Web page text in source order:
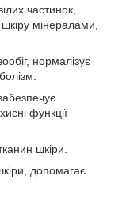
частинок,
мінералами,
нормалізує
функції
шкіри.
допомагає